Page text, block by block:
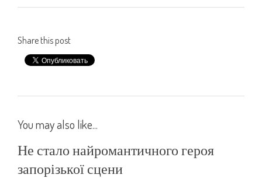
Share this post
You may also like...
Не стало найромантичного героя
запорізької сцени